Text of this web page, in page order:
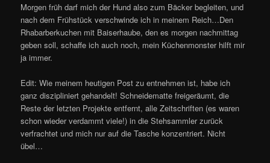
Morgen früh darf mich der Hund also zum Bäcker begleiten, und
nach dem Frühstück verschwinde ich in meinem Reich…Den
Rhabarberkuchen mit Baiserhaube, den es morgen nachmittag
geben soll, schaffe ich auch noch, mein Küchenmonster hilft mir
ja immer.
Edit: Wie meinem heutigen Post zu entnehmen ist, habe ich
ganz diszipliniert gehandelt! Schneidematte freigeräumt, die
Reste der letzten Projekte entfernt, alle Zeitschriften (es waren
schon wieder verdammt viele!) in die Stehsammler zurück
verfrachtet und mich nur auf die Tasche konzentriert. Nicht
übel…